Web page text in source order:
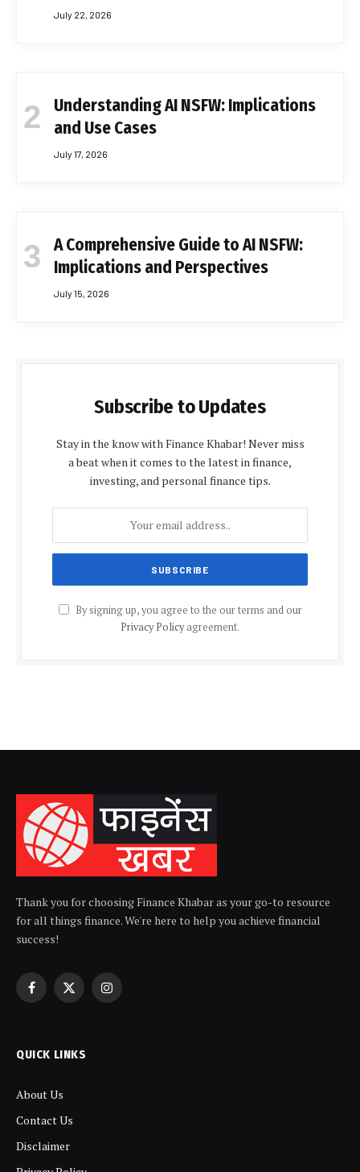
July 22, 2026
Understanding AI NSFW: Implications
and Use Cases
July 17, 2026
A Comprehensive Guide to AI NSFW:
Implications and Perspectives
July 15, 2026
Subscribe to Updates
Stay in the know with Finance Khabar! Never miss
a beat when it comes to the latest in finance,
investing, and personal finance tips.
By signing up, you agree to the our terms and our
Privacy Policyagreement.
Thank you for choosing Finance Khabar as your go-to resource
for all things finance. We're here to help you achieve financial
success!
Facebook
X
Instagram
QUICK LINKS
About Us
Contact Us
Disclaimer